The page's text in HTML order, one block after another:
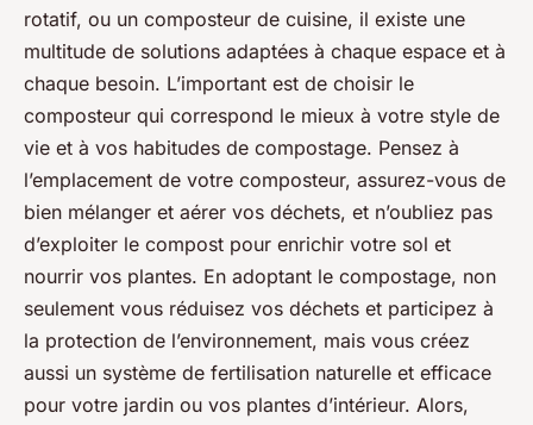
rotatif, ou un composteur de cuisine, il existe une
multitude de solutions adaptées à chaque espace et à
chaque besoin. L’important est de choisir le
composteur qui correspond le mieux à votre style de
vie et à vos habitudes de compostage. Pensez à
l’emplacement de votre composteur, assurez-vous de
bien mélanger et aérer vos déchets, et n’oubliez pas
d’exploiter le compost pour enrichir votre sol et
nourrir vos plantes. En adoptant le compostage, non
seulement vous réduisez vos déchets et participez à
la protection de l’environnement, mais vous créez
aussi un système de fertilisation naturelle et efficace
pour votre jardin ou vos plantes d’intérieur. Alors,